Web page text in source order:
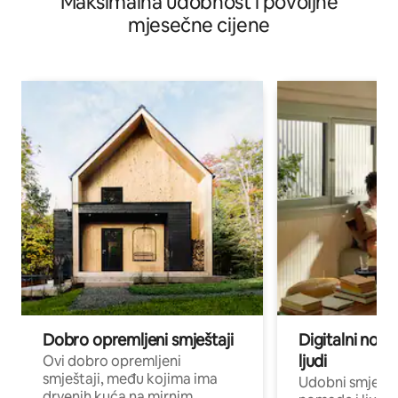
mjesečne cijene
Dobro opremljeni smještaji
Ovi dobro opremljeni
smještaji, među kojima ima
Digitalni
ljudi
Udobni